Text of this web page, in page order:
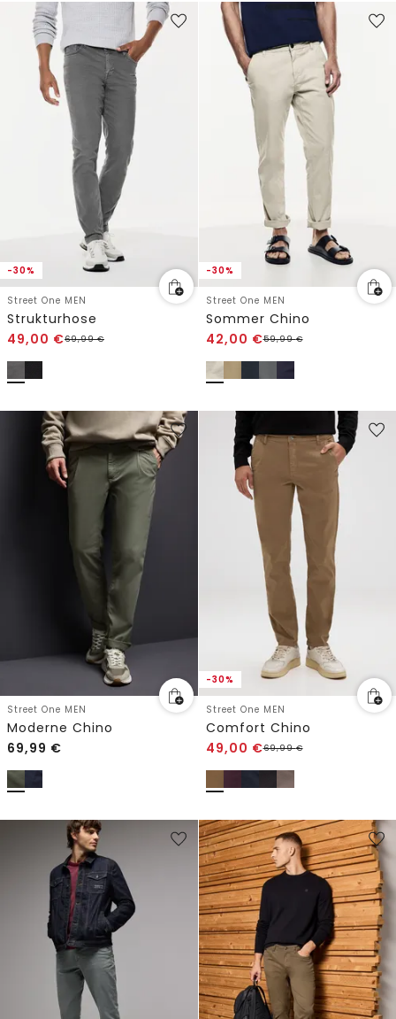
-30%
Street One MEN
Strukturhose
49,00 €69,99€
-30%
Street One MEN
Sommer Chino
42,00 €59,99€
Street One MEN
Moderne Chino
69,99 €
-30%
Street One MEN
Comfort Chino
49,00 €69,99€